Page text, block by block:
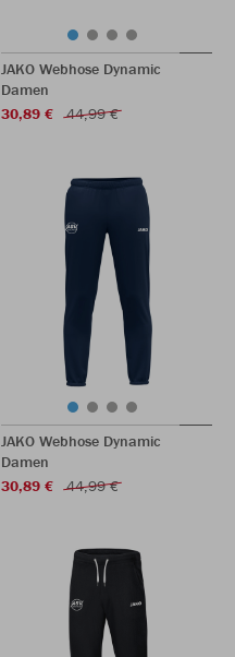
JAKO Webhose Dynamic
Damen
30,89 €
44,99 €
JAKO Webhose Dynamic
Damen
30,89 €
44,99 €